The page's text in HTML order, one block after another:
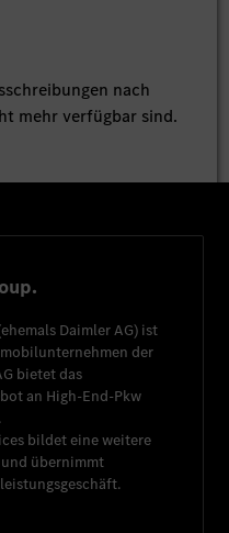
nach
mehr verfügbar sind.
Daimler AG) ist
der
bietet das
an High-End-Pkw
bildet eine weitere
übernimmt